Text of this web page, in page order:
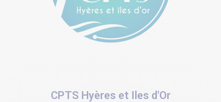
CPTS Hyères et Iles d'Or